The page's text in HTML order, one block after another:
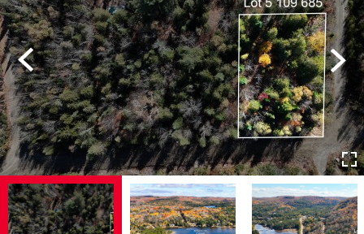
Previous Next